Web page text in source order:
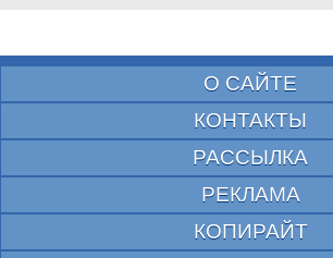
О САЙТЕ
КОНТАКТЫ
РАССЫЛКА
РЕКЛАМА
КОПИРАЙТ